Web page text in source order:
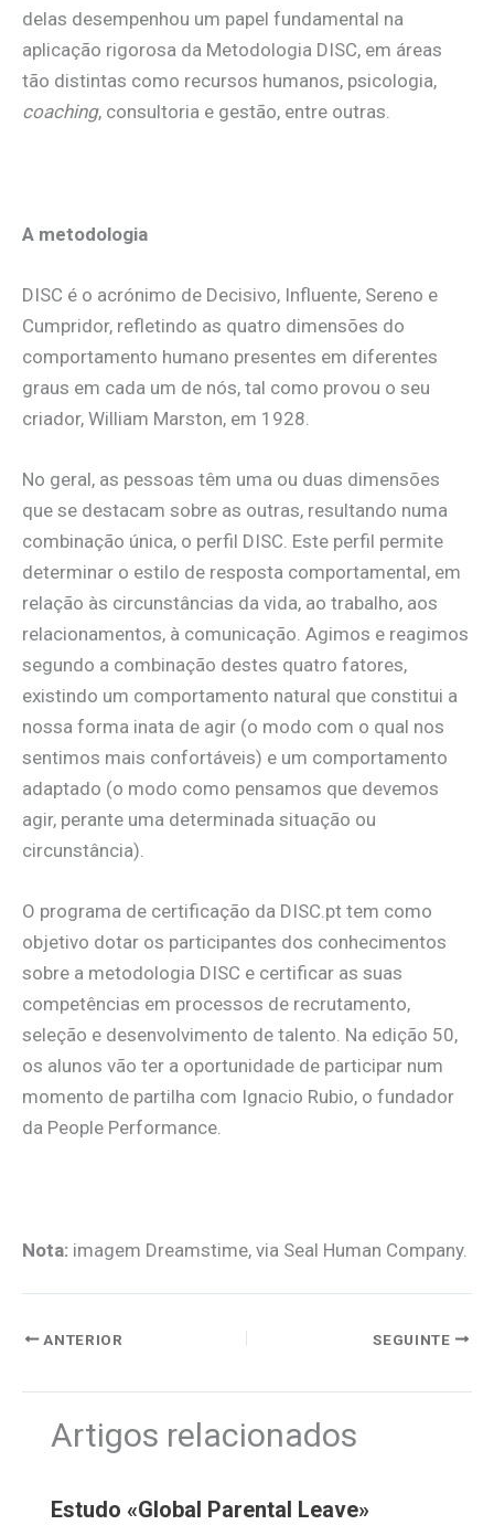
delas desempenhou um papel fundamental na
aplicação rigorosa da Metodologia DISC, em áreas
tão distintas como recursos humanos, psicologia,
coaching, consultoria e gestão, entre outras.
A metodologia
DISC é o acrónimo de Decisivo, Influente, Sereno e
Cumpridor, refletindo as quatro dimensões do
comportamento humano presentes em diferentes
graus em cada um de nós, tal como provou o seu
criador, William Marston, em 1928.
No geral, as pessoas têm uma ou duas dimensões
que se destacam sobre as outras, resultando numa
combinação única, o perfil DISC. Este perfil permite
determinar o estilo de resposta comportamental, em
relação às circunstâncias da vida, ao trabalho, aos
relacionamentos, à comunicação. Agimos e reagimos
segundo a combinação destes quatro fatores,
existindo um comportamento natural que constitui a
nossa forma inata de agir (o modo com o qual nos
sentimos mais confortáveis) e um comportamento
adaptado (o modo como pensamos que devemos
agir, perante uma determinada situação ou
circunstância).
O programa de certificação da DISC.pt tem como
objetivo dotar os participantes dos conhecimentos
sobre a metodologia DISC e certificar as suas
competências em processos de recrutamento,
seleção e desenvolvimento de talento. Na edição 50,
os alunos vão ter a oportunidade de participar num
momento de partilha com Ignacio Rubio, o fundador
da People Performance.
Nota: imagem Dreamstime, via Seal Human Company.
ANTERIOR SEGUINTE
Artigos relacionados
Estudo «Global Parental Leave»